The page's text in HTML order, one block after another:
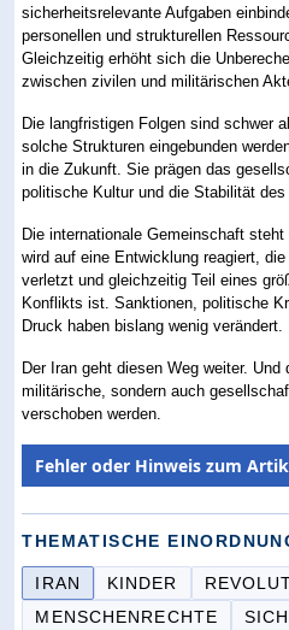
sicherheitsrelevante Aufgaben
personellen und strukturellen
Gleichzeitig erhöht sich die
zwischen zivilen und militärischen
Die langfristigen Folgen sind schwer
solche Strukturen eingebunden
in die Zukunft. Sie prägen das
politische Kultur und die Stabilität des
Die internationale Gemeinschaft
wird auf eine Entwicklung reagiert,
verletzt und gleichzeitig Teil eines
Konflikts ist. Sanktionen, politische
Druck haben bislang wenig verändert.
Der Iran geht diesen Weg weiter.
militärische, sondern auch
verschoben werden.
Fehler oder Hinweis zum
THEMATISCHE
IRAN KINDER
MENSCHENRECHTE